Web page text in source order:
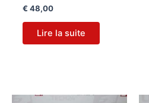
€ 48,00
Lire la suite